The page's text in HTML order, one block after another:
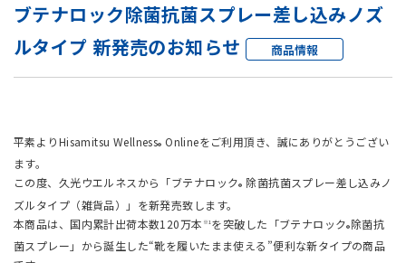
ブテナロック除菌抗菌スプレー差し込みノズ
ルタイプ 新発売のお知らせ
平素よりHisamitsu Wellness® Onlineをご利用頂き、誠にありがとうござい
ます。
この度、久光ウエルネスから「ブテナロック® 除菌抗菌スプレー差し込みノ
ズルタイプ（雑貨品）」を新発売致します。
本商品は、国内累計出荷本数120万本 ※1 を突破した「ブテナロック®除菌抗
菌スプレー」から誕生した“靴を履いたまま使える”便利な新タイプの商品